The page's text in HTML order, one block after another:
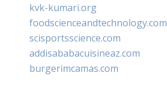
kvk-kumari.org
foodscienceandtechnology.com
scisportsscience.com
addisababacuisineaz.com
burgerimcamas.com